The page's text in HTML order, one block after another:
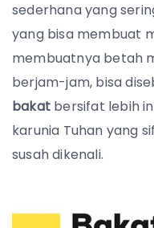
sederhana yang
yang bisa membuat
membuatnya betah
berjam-jam, bisa
bakat bersifat lebih
karunia Tuhan yang
susah dikenali.